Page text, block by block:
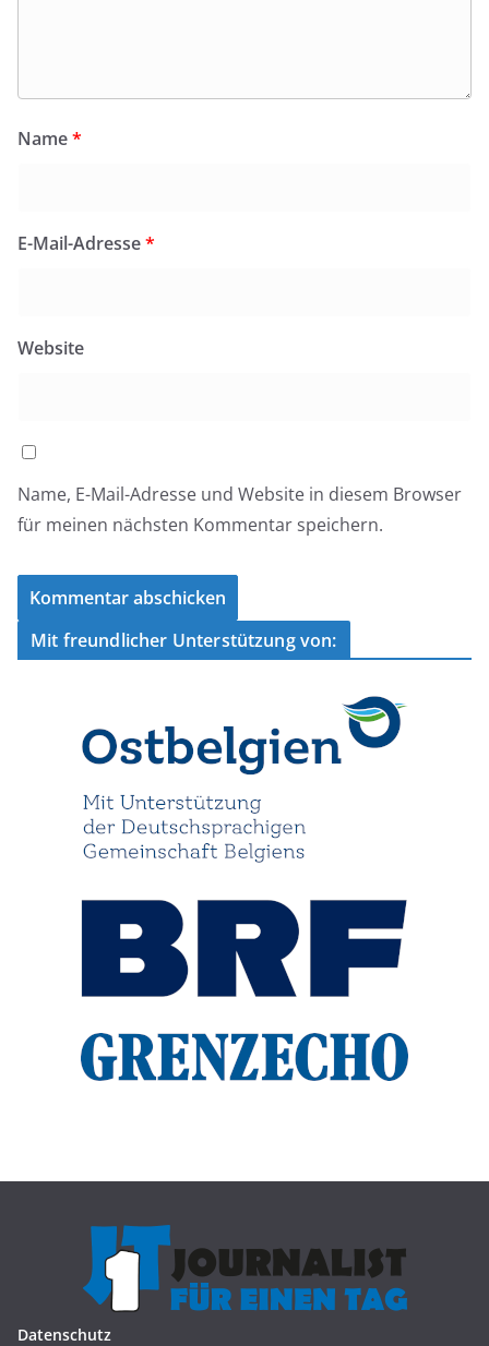
Name*
E-Mail-Adresse*
Website
Name, E-Mail-Adresse und Website in diesem Browser
für meinen nächsten Kommentar speichern.
Mit freundlicher Unterstützung von:
Datenschutz